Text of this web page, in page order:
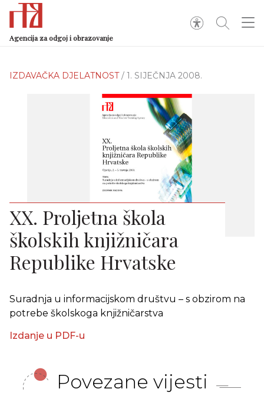
Agencija za odgoj i obrazovanje
IZDAVAČKA DJELATNOST/ 1. SIJEČNJA 2008.
XX. Proljetna škola
školskih knjižničara
Republike Hrvatske
Suradnja u informacijskom društvu – s obzirom na
potrebe školskoga knjižničarstva
Izdanje u PDF-u
Povezane vijesti